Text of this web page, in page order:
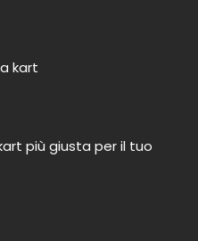
kart
più giusta per il tuo